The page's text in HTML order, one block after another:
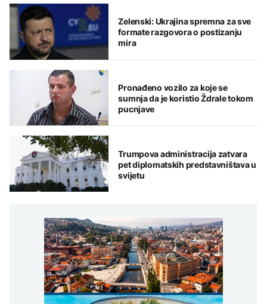
Zelenski: Ukrajina spremna za sve
formate razgovora o postizanju
mira
Pronađeno vozilo za koje se
sumnja da je koristio Ždrale tokom
pucnjave
Trumpova administracija zatvara
pet diplomatskih predstavništava u
svijetu